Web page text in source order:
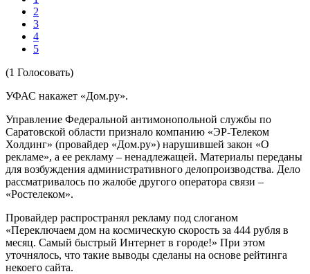
2
3
4
5
(1 Голосовать)
УФАС накажет «Дом.ру».
Управление Федеральной антимонопольной службы по
Саратовской области признало компанию «ЭР-Телеком
Холдинг» (провайдер «Дом.ру») нарушившей закон «О
рекламе», а ее рекламу – ненадлежащей. Материалы переданы
для возбуждения административного делопроизводства. Дело
рассматривалось по жалобе другого оператора связи –
«Ростелеком».
Провайдер распространял рекламу под слоганом
«Переключаем дом на космическую скорость за 444 рубля в
месяц. Самый быстрый Интернет в городе!» При этом
уточнялось, что такие выводы сделаны на основе рейтинга
некоего сайта.